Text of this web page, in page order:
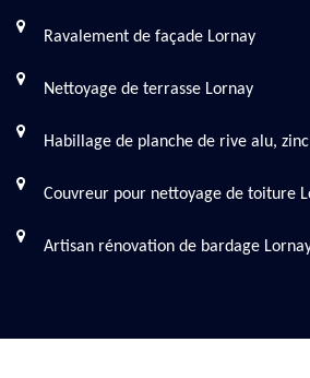
Ravalement de façade Lornay
Nettoyage de terrasse Lornay
Habillage de planche de rive alu,
Couvreur pour nettoyage de toiture
Artisan rénovation de bardage